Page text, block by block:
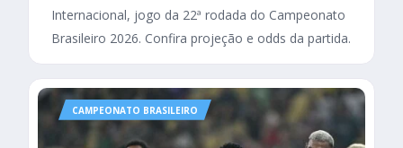
Internacional, jogo da 22ª rodada do Campeonato
Brasileiro 2026. Confira projeção e odds da partida.
CAMPEONATO BRASILEIRO